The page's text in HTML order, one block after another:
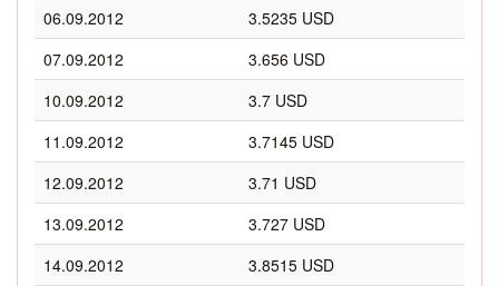
06.09.2012
3.5235 USD
07.09.2012
3.656 USD
10.09.2012
3.7 USD
11.09.2012
3.7145 USD
12.09.2012
3.71 USD
13.09.2012
3.727 USD
14.09.2012
3.8515 USD